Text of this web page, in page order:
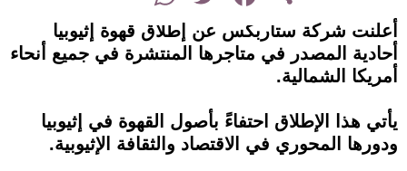
أعلنت شركة ستاربكس عن إطلاق قهوة إثيوبيا
أحادية المصدر في متاجرها المنتشرة في جميع أنحاء
أمريكا الشمالية.
يأتي هذا الإطلاق احتفاءً بأصول القهوة في إثيوبيا
ودورها المحوري في الاقتصاد والثقافة الإثيوبية.